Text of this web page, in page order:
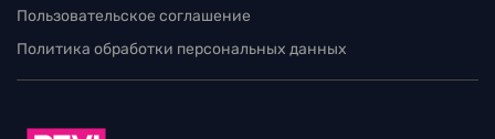
Пользовательское соглашение
Политика обработки персональных данных